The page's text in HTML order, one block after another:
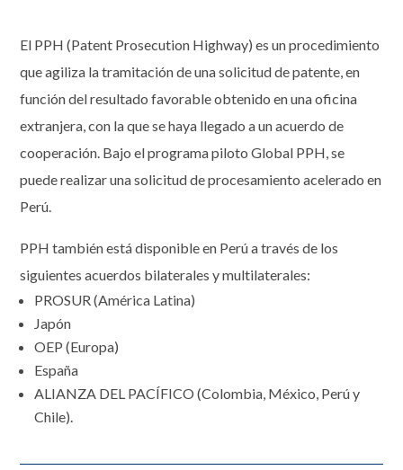
El PPH (Patent Prosecution Highway) es un procedimiento
que agiliza la tramitación de una solicitud de patente, en
función del resultado favorable obtenido en una oficina
extranjera, con la que se haya llegado a un acuerdo de
cooperación. Bajo el programa piloto Global PPH, se
puede realizar una solicitud de procesamiento acelerado en
Perú.
PPH también está disponible en Perú a través de los
siguientes acuerdos bilaterales y multilaterales:
PROSUR (América Latina)
Japón
OEP (Europa)
España
ALIANZA DEL PACÍFICO (Colombia, México, Perú y
Chile).